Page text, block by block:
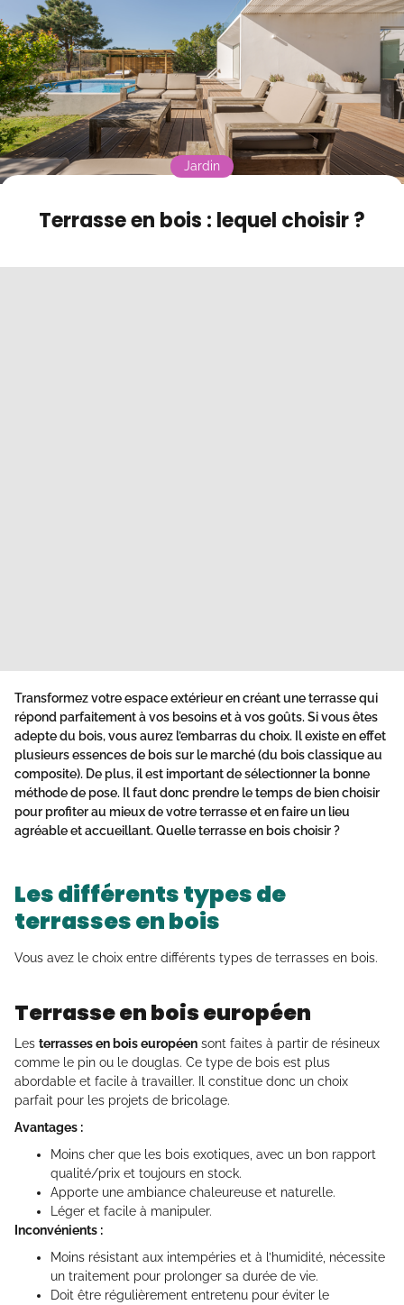
Contact
Mode sombre
Terrasse en bois : lequel choisir ?
Jardin
Transformez votre espace extérieur en créant une terrasse qui
répond parfaitement à vos besoins et à vos goûts. Si vous êtes
adepte du bois, vous aurez l’embarras du choix. Il existe en effet
plusieurs essences de bois sur le marché (du bois classique au
composite). De plus, il est important de sélectionner la bonne
méthode de pose. Il faut donc prendre le temps de bien choisir
pour profiter au mieux de votre terrasse et en faire un lieu
agréable et accueillant.Quelle terrasse en bois choisir?
Les différents types de
terrasses en bois
Vous avez le choix entre différents types de terrasses en bois.
Terrasse en bois européen
Les terrasses en bois européen sont faites à partir de résineux
comme le pin ou le douglas. Ce type de bois est plus
abordable et facile à travailler. Il constitue donc un choix
parfait pour les projets de bricolage.
Avantages :
Moins cher que les bois exotiques, avec un bon rapport
qualité/prix et toujours en stock.
Apporte une ambiance chaleureuse et naturelle.
Léger et facile à manipuler.
Inconvénients :
Moins résistant aux intempéries et à l’humidité, nécessite
un traitement pour prolonger sa durée de vie.
Doit être régulièrement entretenu pour éviter le